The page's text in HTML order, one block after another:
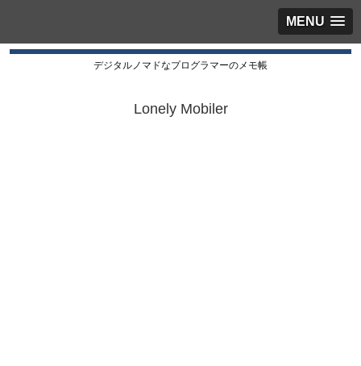
MENU
デジタルノマドなプログラマーのメモ帳
Lonely Mobiler